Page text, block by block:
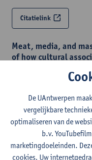
Citatielink
Meat, media, and
of how cultural
and interpretations
Antwerp, Universiteit
Elina Vrijsen
Charlotte
Bauwel
Citatielink
De UAntwerpen
vergelijkbare
optimaliseren van de
b.v.
marketingdoeleinden.
cookies. Uw